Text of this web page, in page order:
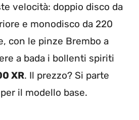
velocità: doppio disco da
e monodisco da 220
con le pinze Brembo a
a bada i bollenti spiriti
XR. Il prezzo? Si parte
per il modello base.